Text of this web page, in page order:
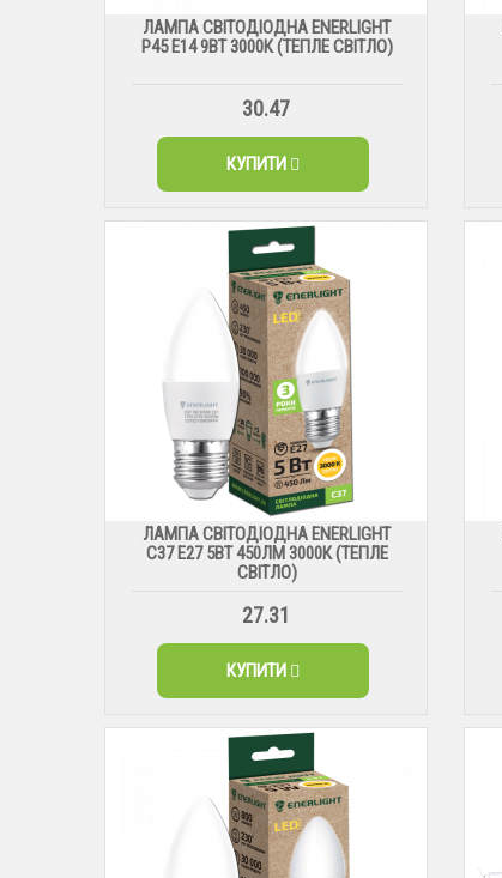
ЛАМПА СВІТОДІОДНА ENERLIGHT
Р45 Е14 9ВТ 3000К (ТЕПЛЕ СВІТЛО)
30.47
КУПИТИ
ЛАМПА СВІТОДІОДНА ENERLIGHT
С37 Е27 5ВТ 450ЛМ 3000К (ТЕПЛЕ
СВІТЛО)
27.31
КУПИТИ